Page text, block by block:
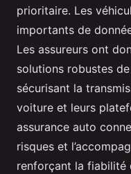
prioritaire. Les
importants de
Les assureurs ont
solutions robustes
sécurisant la
voiture et leurs
assurance auto
risques et
renforçant la fiabilité